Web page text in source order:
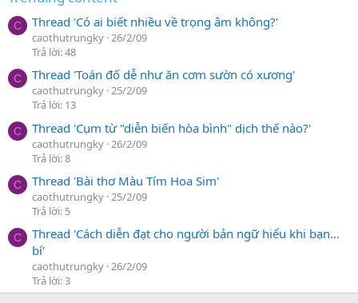
C Thread 'Có ai biết nhiều về trọng âm không?'
caothutrungky 26/2/09
Trả lời: 48
C Thread 'Toán đố dễ như ăn cơm sườn có xương'
caothutrungky 25/2/09
Trả lời: 13
C Thread 'Cụm từ "diễn biến hòa bình" dịch thế nào?'
caothutrungky 26/2/09
Trả lời: 8
C Thread 'Bài thơ Màu Tím Hoa Sim'
caothutrungky 25/2/09
Trả lời: 5
C
Thread 'Cách diễn đạt cho người bản ngữ hiểu khi bạn…
bí'
caothutrungky 26/2/09
Trả lời: 3